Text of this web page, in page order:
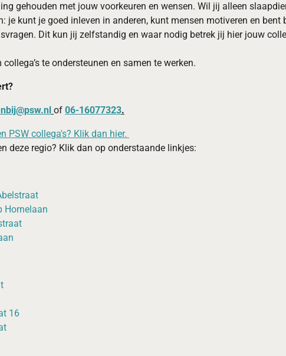
gehouden met jouw voorkeuren en wensen. Wil jij alleen
je kunt je goed inleven in anderen, kunt mensen motiveren en bent
Dit kun jij zelfstandig en waar nodig betrek jij hier jouw
te ondersteunen en samen te werken.
of 06-16077323.
PSW collega's? Klik dan hier.
deze regio? Klik dan op onderstaande linkjes:
Hornelaan
16